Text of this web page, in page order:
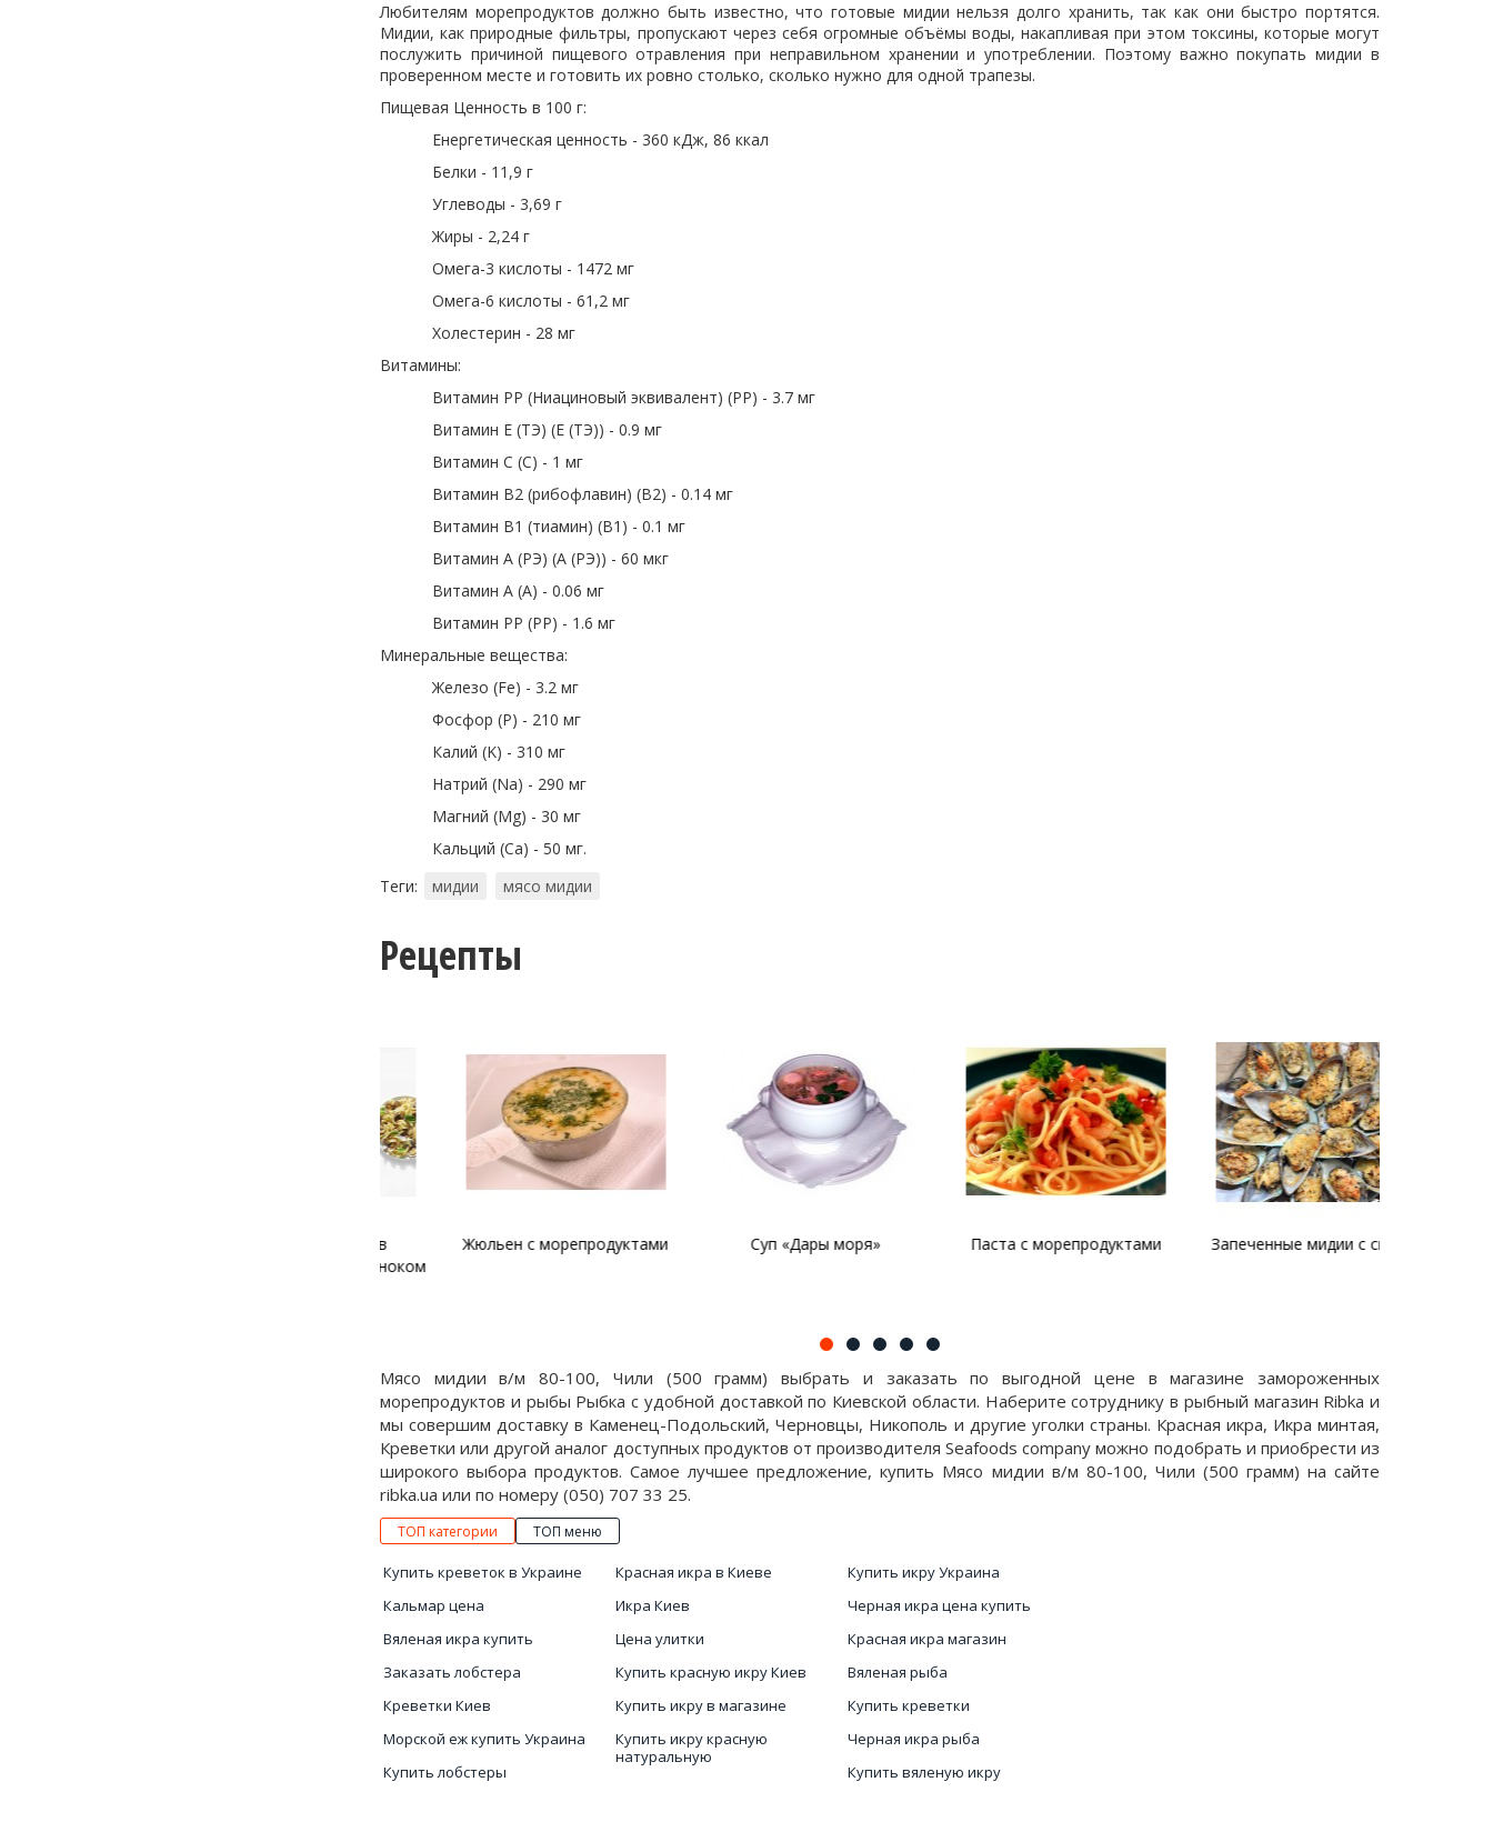
Любителям морепродуктов должно быть известно, что готовые мидии нельзя долго хранить, так как они быстро портятся.
Мидии, как природные фильтры, пропускают через себя огромные объёмы воды, накапливая при этом токсины, которые могут
послужить причиной пищевого отравления при неправильном хранении и употреблении. Поэтому важно покупать мидии в
проверенном месте и готовить их ровно столько, сколько нужно для одной трапезы.
Пищевая Ценность в 100 г:
Енергетическая ценность - 360 кДж, 86 ккал
Белки - 11,9 г
Углеводы - 3,69 г
Жиры - 2,24 г
Омега-3 кислоты - 1472 мг
Омега-6 кислоты - 61,2 мг
Холестерин - 28 мг
Витамины:
Витамин PP (Ниациновый эквивалент) (PP) - 3.7 мг
Витамин E (ТЭ) (E (ТЭ)) - 0.9 мг
Витамин C (C) - 1 мг
Витамин B2 (рибофлавин) (B2) - 0.14 мг
Витамин B1 (тиамин) (B1) - 0.1 мг
Витамин A (РЭ) (A (РЭ)) - 60 мкг
Витамин A (A) - 0.06 мг
Витамин PP (PP) - 1.6 мг
Минеральные вещества:
Железо (Fe) - 3.2 мг
Фосфор (P) - 210 мг
Калий (K) - 310 мг
Натрий (Na) - 290 мг
Магний (Mg) - 30 мг
Кальций (Ca) - 50 мг.
Теги:
мидии мясо мидии
Рецепты
Жюльен с морепродуктами Суп «Дары моря» Паста с морепродуктами Запеченные мидии с сыром
Мясо мидии в/м 80-100, Чили (500 грамм) выбрать и заказать по выгодной цене в магазине замороженных
морепродуктов и рыбы Рыбка с удобной доставкой по Киевской области. Наберите сотруднику в рыбный магазин Ribka и
мы совершим доставку в Каменец-Подольский, Черновцы, Никополь и другие уголки страны. Красная икра, Икра минтая,
Креветки или другой аналог доступных продуктов от производителя Seafoods company можно подобрать и приобрести из
широкого выбора продуктов. Самое лучшее предложение, купить Мясо мидии в/м 80-100, Чили (500 грамм) на сайте
ribka.ua или по номеру (050) 707 33 25.
ТОП категории ТОП меню
Купить креветок в Украине
Кальмар цена
Вяленая икра купить
Заказать лобстера
Креветки Киев
Морской еж купить Украина
Купить лобстеры
Красная икра в Киеве
Икра Киев
Цена улитки
Купить красную икру Киев
Купить икру в магазине
Купить икру красную
натуральную
Купить икру Украина
Черная икра цена купить
Красная икра магазин
Вяленая рыба
Купить креветки
Черная икра рыба
Купить вяленую икру